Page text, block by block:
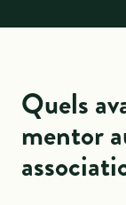
Quels
mentor